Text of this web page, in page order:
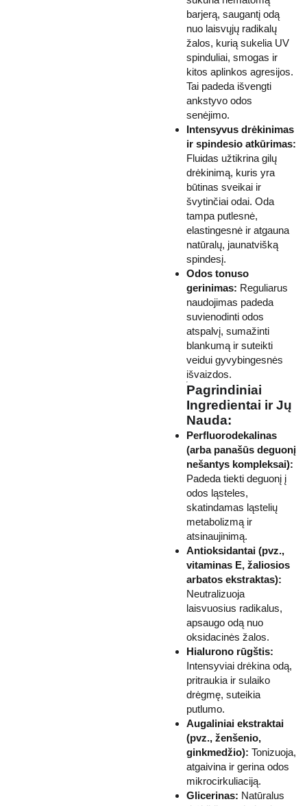
barjerą, saugantį odą
nuo laisvųjų radikalų
žalos, kurią sukelia UV
spinduliai, smogas ir
kitos aplinkos agresijos.
Tai padeda išvengti
ankstyvo odos
senėjimo.
Intensyvus drėkinimas
ir spindesio atkūrimas:
Fluidas užtikrina gilų
drėkinimą, kuris yra
būtinas sveikai ir
švytinčiai odai. Oda
tampa putlesnė,
elastingesnė ir atgauna
natūralų, jaunatvišką
spindesį.
Odos tonuso
gerinimas: Reguliarus
naudojimas padeda
suvienodinti odos
atspalvį, sumažinti
blankumą ir suteikti
veidui gyvybingesnės
išvaizdos.
Pagrindiniai
Ingredientai ir Jų
Nauda:
Perfluorodekalinas
(arba panašūs deguonį
nešantys kompleksai):
Padeda tiekti deguonį į
odos ląsteles,
skatindamas ląstelių
metabolizmą ir
atsinaujinimą.
Antioksidantai (pvz.,
vitaminas E, žaliosios
arbatos ekstraktas):
Neutralizuoja
laisvuosius radikalus,
apsaugo odą nuo
oksidacinės žalos.
Hialurono rūgštis:
Intensyviai drėkina odą,
pritraukia ir sulaiko
drėgmę, suteikia
putlumo.
Augaliniai ekstraktai
(pvz., ženšenio,
ginkmedžio): Tonizuoja,
atgaivina ir gerina odos
mikrocirkuliaciją.
Glicerinas: Natūralus